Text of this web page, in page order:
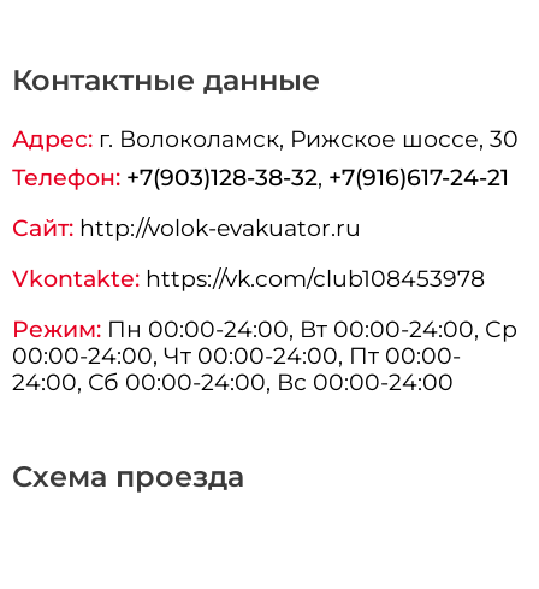
Схема проезда
Контактные данные
Адрес: г. Волоколамск, Рижское шоссе, 30
Телефон: +7(903)128-38-32, +7(916)617-24-21
Сайт: http://volok-evakuator.ru
Vkontakte: https://vk.com/club108453978
Режим: Пн 00:00-24:00, Вт 00:00-24:00, Ср
00:00-24:00, Чт 00:00-24:00, Пт 00:00-
24:00, Сб 00:00-24:00, Вс 00:00-24:00